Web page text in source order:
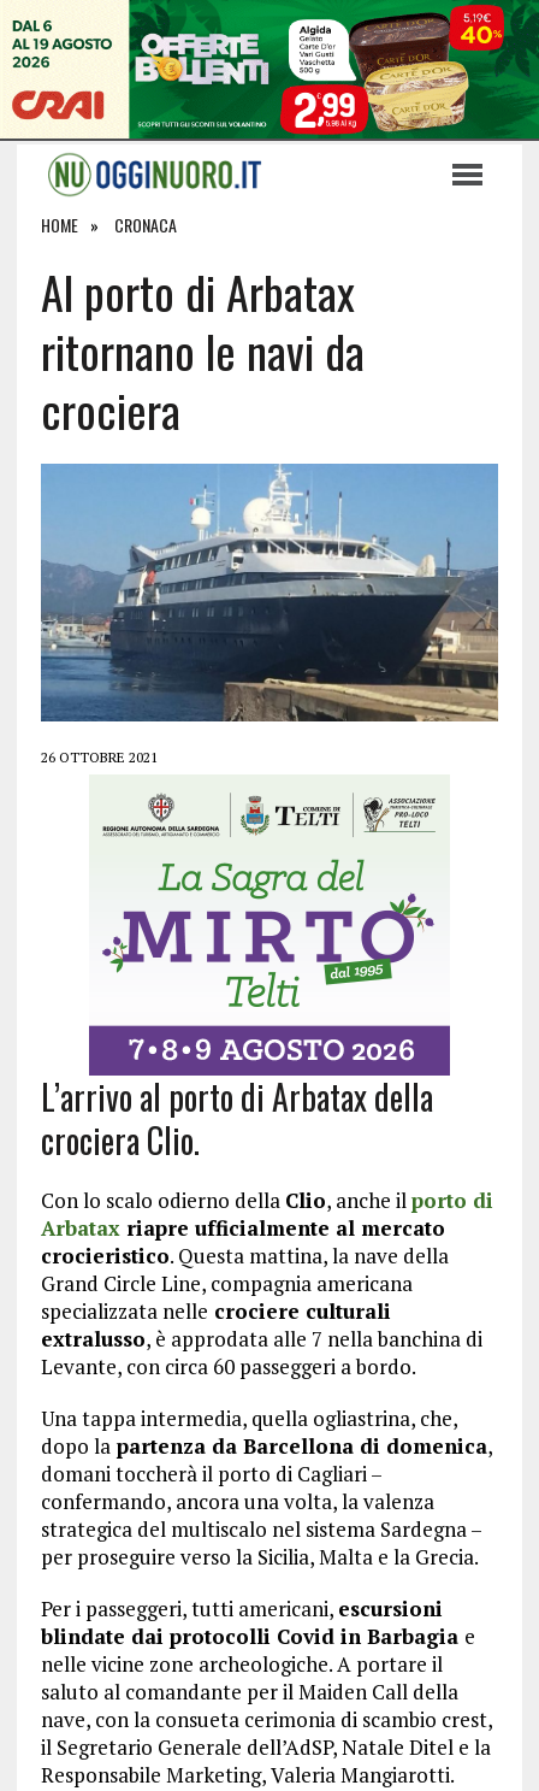
HOME CRONACA
Al porto di Arbatax
ritornano le navi da
crociera
26 OTTOBRE 2021
L’arrivo al porto di Arbatax della
crociera Clio.
Con lo scalo odierno della Clio, anche ilporto di
Arbataxriapre ufficialmente al mercato
crocieristico. Questa mattina, la nave della
Grand Circle Line, compagnia americana
specializzata nelle crociere culturali
extralusso, è approdata alle 7 nella banchina di
Levante, con circa 60 passeggeri a bordo.
Una tappa intermedia, quella ogliastrina, che,
dopo lapartenza da Barcellona di domenica,
domani toccherà il porto di Cagliari –
confermando, ancora una volta, la valenza
strategica del multiscalo nel sistema Sardegna –
per proseguire verso la Sicilia, Malta e la Grecia.
Per i passeggeri, tutti americani, escursioni
blindate dai protocolli Covid in Barbagia e
nelle vicine zone archeologiche. A portare il
saluto al comandante per il Maiden Call della
nave, con la consueta cerimonia di scambio crest,
il Segretario Generale dell’AdSP, Natale Ditel e la
Responsabile Marketing, Valeria Mangiarotti.